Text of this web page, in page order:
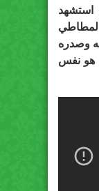
2011، حيث استشهد
وصدره
هو نفس